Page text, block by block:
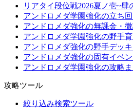
リアタイ段位戦2026夏ノ壱~
アンドロメダ学園強化の立ち
アンドロメダ強化の無課金・
アンドロメダ学園強化の野手
アンドロメダ強化の野手デッ
アンドロメダ強化の固有イベ
アンドロメダ学園強化の攻略
攻略ツール
絞り込み検索ツール